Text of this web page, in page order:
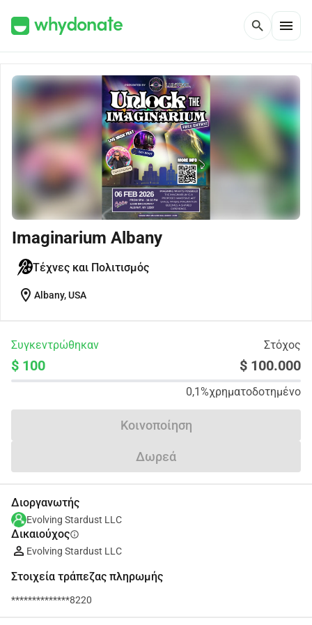
search menu
Imaginarium Albany
Τέχνες και Πολιτισμός
location_on Albany, USA
Συγκεντρώθηκαν Στόχος
$ 100 $ 100.000
0,1%χρηματοδοτημένο
Κοινοποίηση
Δωρεά
Διοργανωτής
Evolving Stardust LLC
Δικαιούχοςinfo
Evolving Stardust LLC
Στοιχεία τράπεζας πληρωμής
**************8220